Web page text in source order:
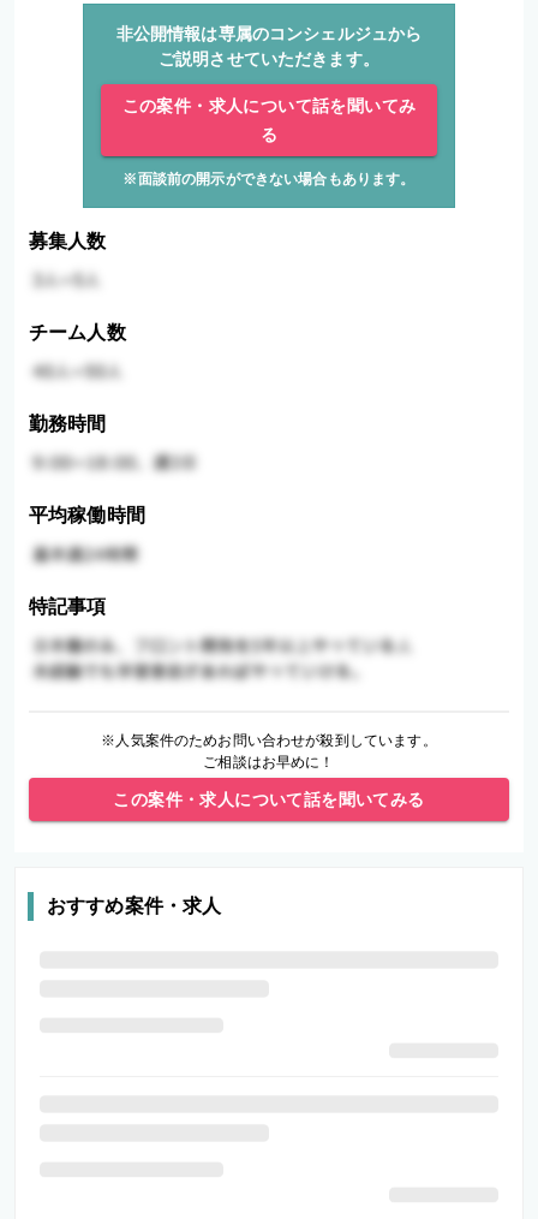
非公開情報は専属のコンシェルジュから
ご説明させていただきます。
この案件・求人について話を聞いてみ
る
※面談前の開示ができない場合もあります。
募集人数
チーム人数
勤務時間
平均稼働時間
特記事項
※人気案件のためお問い合わせが殺到しています。
ご相談はお早めに！
この案件・求人について話を聞いてみる
おすすめ案件・求人